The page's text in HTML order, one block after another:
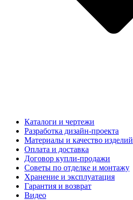
Каталоги и чертежи
Разработка дизайн-проекта
Материалы и качество изделий
Оплата и доставка
Договор купли-продажи
Советы по отделке и монтажу
Хранение и эксплуатация
Гарантия и возврат
Видео